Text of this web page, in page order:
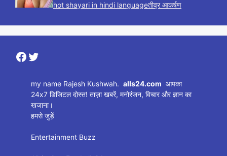
hot shayari in hindi languageतीव्र आकर्षण
Facebook
Twitter
my name Rajesh Kushwah.alls24.com आपका
24x7 डिजिटल दोस्त! ताज़ा खबरें, मनोरंजन, विचार और ज्ञान का
खजाना।
हमसे जुड़ें
Entertainment Buzz